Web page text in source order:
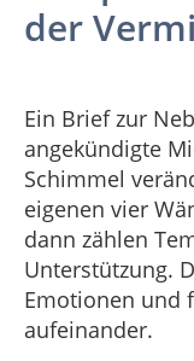
der
Ein Brief zur
angekündigte
Schimmel
eigenen vier
dann zählen
Unterstützung.
Emotionen und
aufeinander.